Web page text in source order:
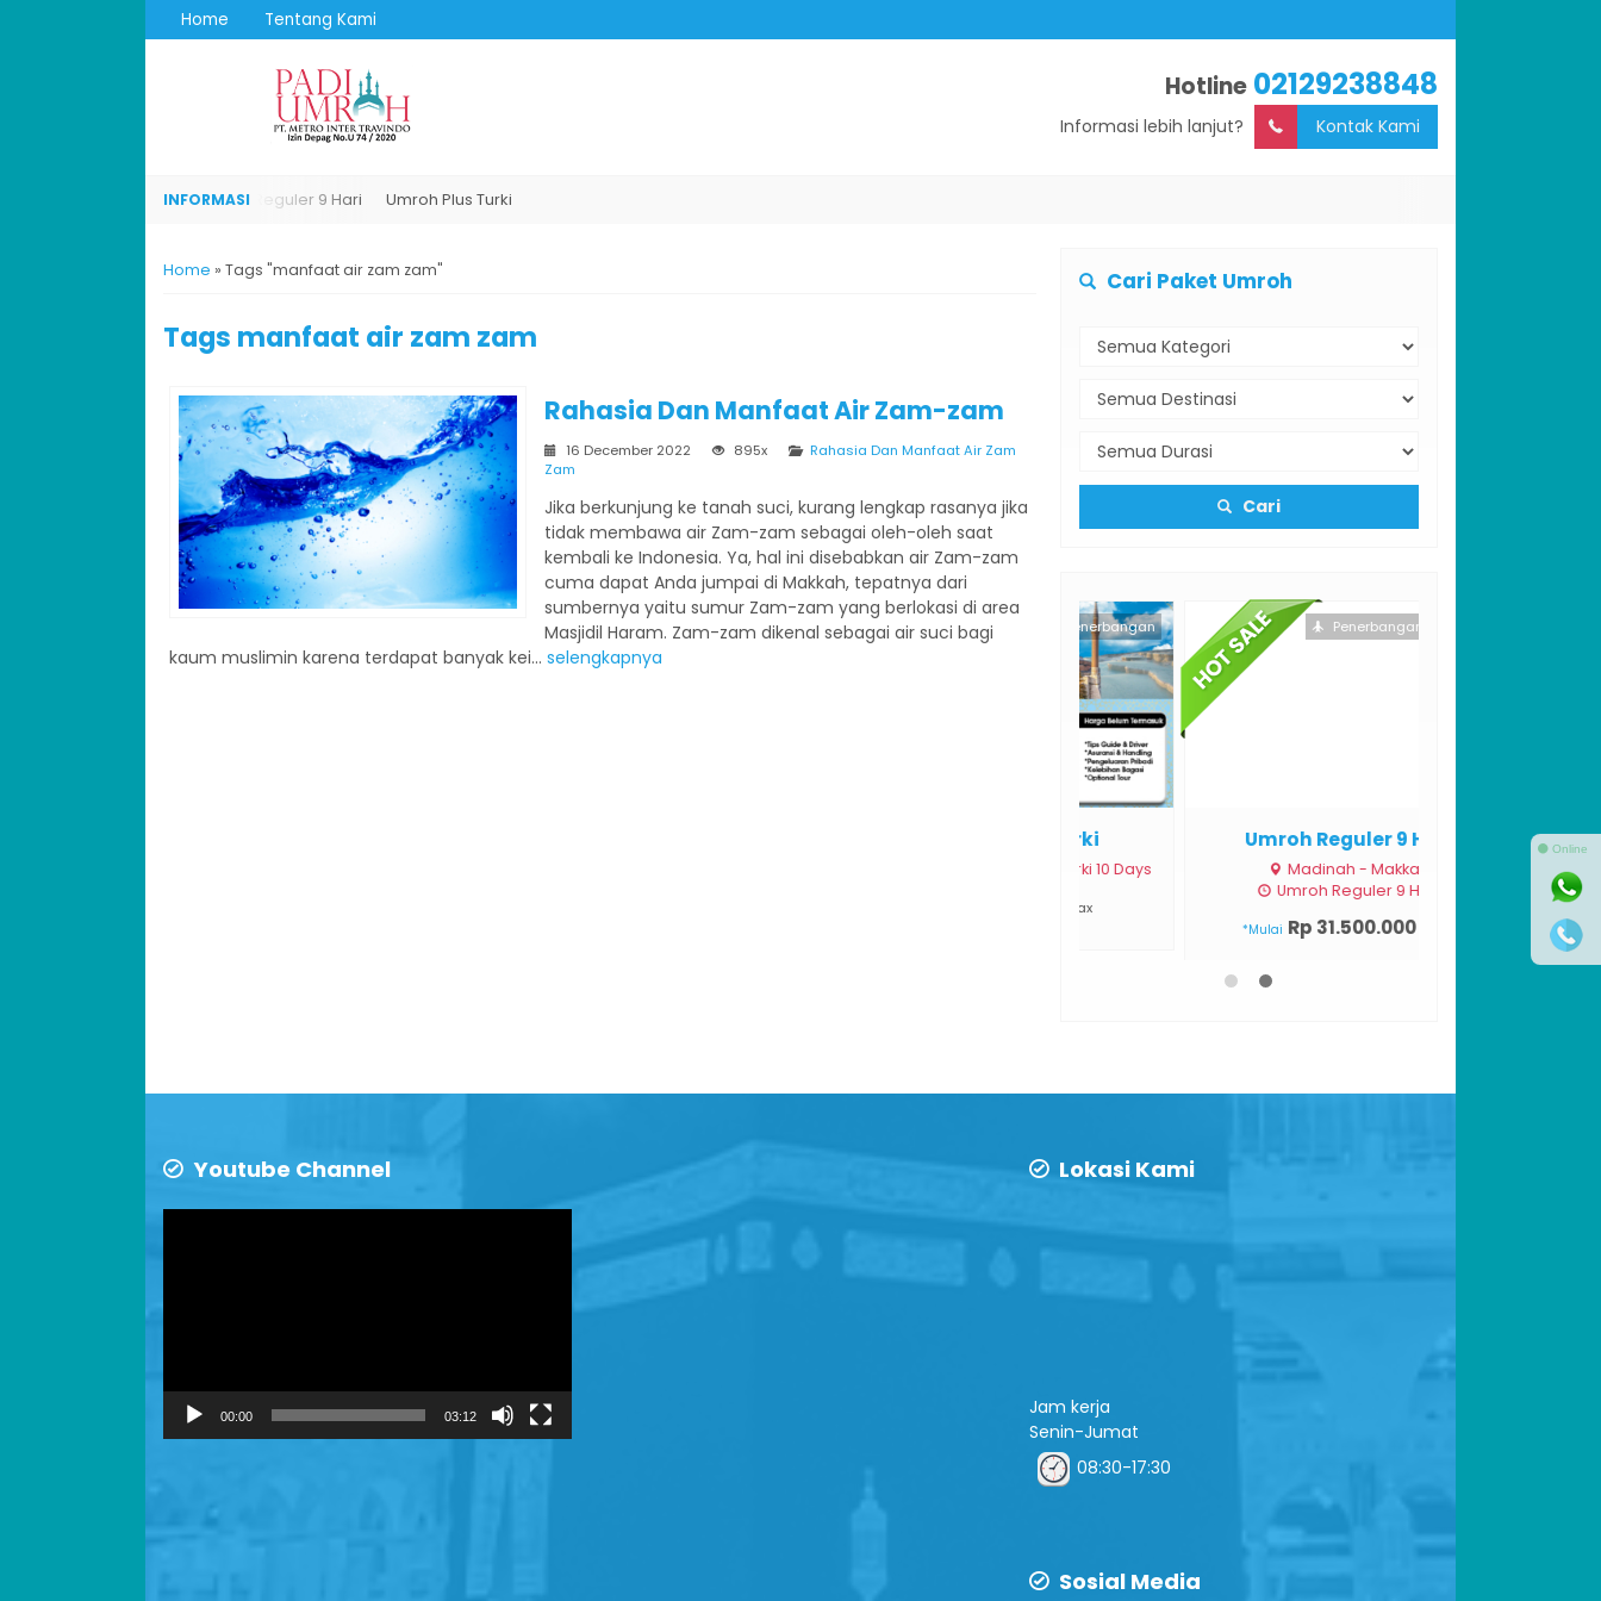
Home Tentang Kami
Hotline 02129238848
Informasi lebih lanjut? Kontak Kami
Umroh Reguler 9 Hari Umroh Plus Turki
Home » Tags "manfaat air zam zam"
Tags manfaat air zam zam
Rahasia Dan Manfaat Air Zam-zam
16 December 2022 895x
Rahasia Dan Manfaat Air Zam
Zam
Jika berkunjung ke tanah suci, kurang lengkap rasanya jika
tidak membawa air Zam-zam sebagai oleh-oleh saat
kembali ke Indonesia. Ya, hal ini disebabkan air Zam-zam
cuma dapat Anda jumpai di Makkah, tepatnya dari
sumbernya yaitu sumur Zam-zam yang berlokasi di area
Masjidil Haram. Zam-zam dikenal sebagai air suci bagi
kaum muslimin karena terdapat banyak kei... selengkapnya
Cari Paket Umroh
Cari
Penerbangan
Umroh Reguler 9 Hari
Madinah - Makkah
Umroh Reguler 9 Hari
Rp 31.500.000 / pax
Penerbangan Hotel
Youtube Channel
00:00 03:12
Lokasi Kami
Jam kerja
Senin-Jumat
08:30-17:30
Sosial Media
⚫ Online